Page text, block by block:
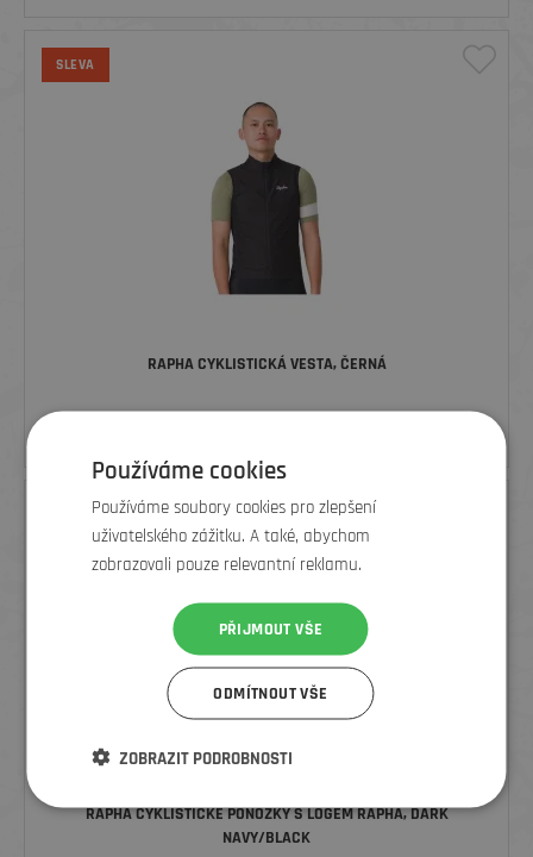
SLEVA
RAPHA CYKLISTICKÁ VESTA, ČERNÁ
SLEVA
RAPHA CYKLISTICKÉ PONOŽKY S LOGEM RAPHA, DARK
NAVY/BLACK
Používáme cookies
Používáme soubory cookies pro zlepšení
uživatelského zážitku. A také, abychom
zobrazovali pouze relevantní reklamu.
PŘIJMOUT VŠE
ODMÍTNOUT VŠE
ZOBRAZIT PODROBNOSTI